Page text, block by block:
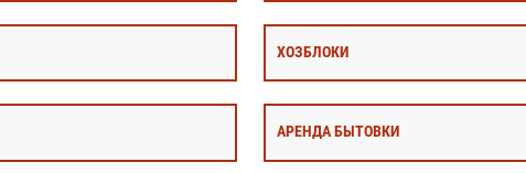
ХОЗБЛОКИ
АРЕНДА БЫТОВКИ